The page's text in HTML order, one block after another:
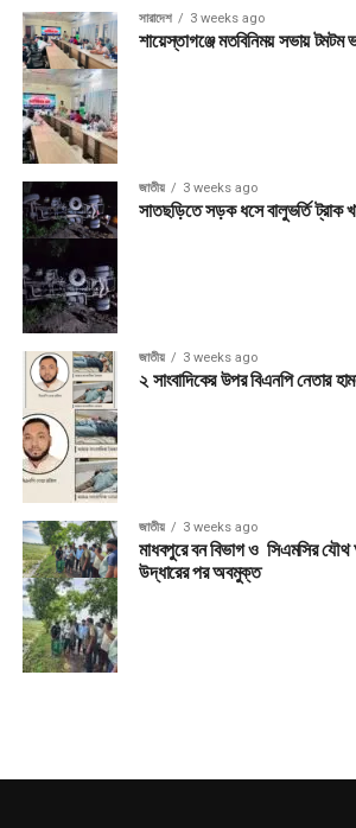
সারাদেশ 3 weeks ago
শায়েস্তাগঞ্জে মতবিনিময় সভায় টমটম
জাতীয় 3 weeks ago
সাতছড়িতে সড়ক ধসে বালুভর্তি ট্রাক
জাতীয় 3 weeks ago
২ সাংবাদিকের উপর বিএনপি নেতার
জাতীয় 3 weeks ago
মাধবপুরে বন বিভাগ ও সিএমসির যৌথ
উদ্ধারের পর অবমুক্ত